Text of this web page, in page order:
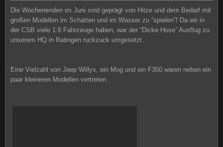
Die Wochenenden im Juni sind geprägt von Hitze und dem Bedarf mit
großen Modellen im Schatten und im Wasser zu “spielen”! Da wir in
der CSB viele 1:6 Fahrzeuge haben, war der “Dicke Hose” Ausflug zu
unserem HQ in Ratingen ruckzuck umgesetzt.
Eine Vielzahl von Jeep Willys, ein Mog und ein F350 waren neben ein
paar kleineren Modellen vertreten.